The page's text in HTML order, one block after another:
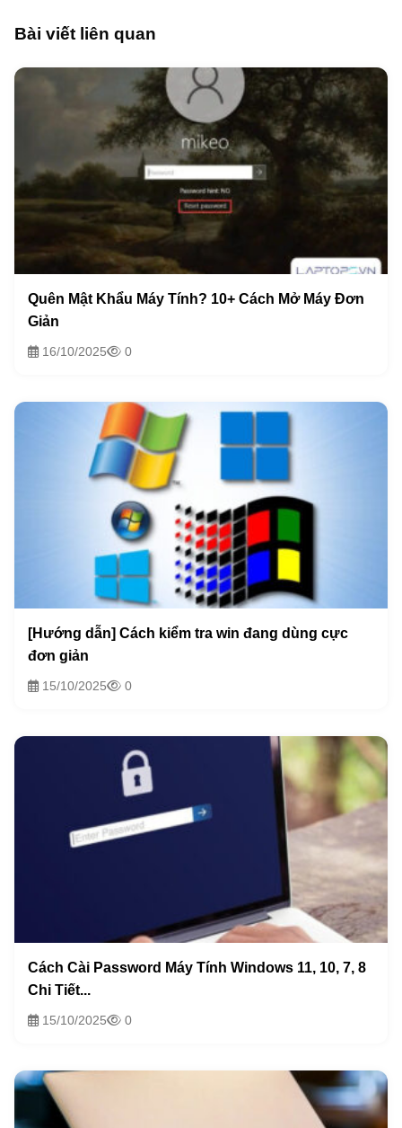
Bài viết liên quan
Quên Mật Khẩu Máy Tính? 10+ Cách Mở Máy Đơn
Giản
16/10/2025 0
[Hướng dẫn] Cách kiểm tra win đang dùng cực
đơn giản
15/10/2025 0
Cách Cài Password Máy Tính Windows 11, 10, 7, 8
Chi Tiết...
15/10/2025 0